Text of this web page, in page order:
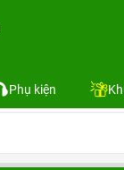
Phụ kiện